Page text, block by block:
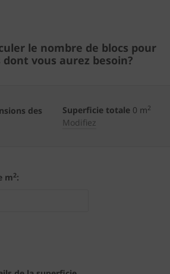
le nombre de blocs pour
vous aurez besoin?
des
Superficie totale 0 m2
Modifiez
m2: